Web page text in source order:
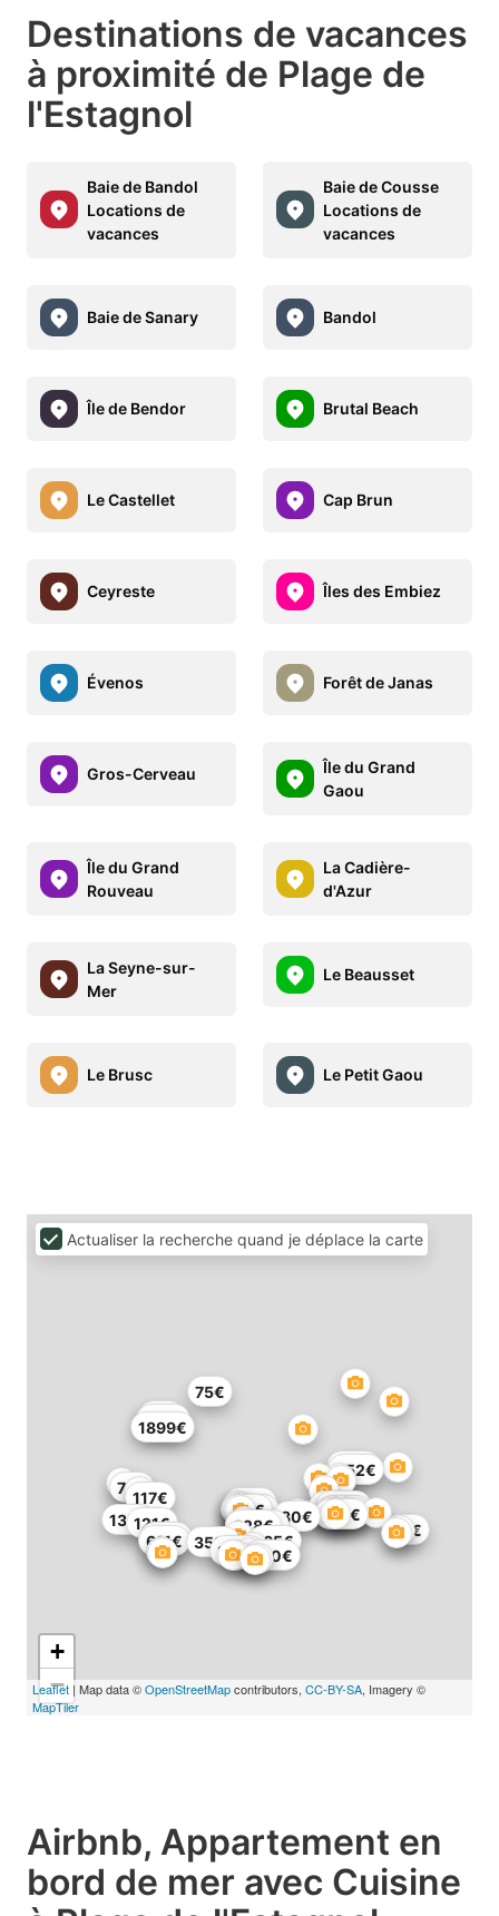
Destinations de vacances
à proximité de Plage de
l'Estagnol
Baie de Bandol
Locations de
vacances
Baie de Cousse
Locations de
vacances
Baie de Sanary Bandol
Île de Bendor Brutal Beach
Le Castellet Cap Brun
Ceyreste Îles des Embiez
Évenos Forêt de Janas
Gros-Cerveau
Île du Grand
Gaou
Île du Grand
Rouveau
La Cadière-
d'Azur
La Seyne-sur-
Mer
Le Beausset
Le Brusc Le Petit Gaou
513€ 87€
259€
118€
252€
121€
89€
135€ 899€
656€
116€
212€
276€100€
75€
611€
3451€
167€
215€
130€
1899€
197€
539€
117€
628€
75€
351€ 165€
80€
314€
+
−
Leaflet | Map data ©OpenStreetMapcontributors, CC-BY-SA, Imagery ©
MapTiler
Actualiser la recherche quand je déplace la carte
Airbnb, Appartement en
bord de mer avec Cuisine